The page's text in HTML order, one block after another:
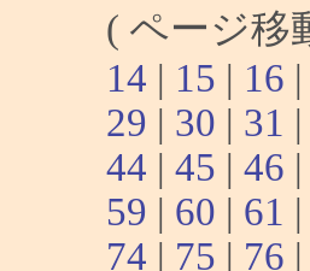
( ページ移
14 | 15 | 16 |
29 | 30 | 31 |
44 | 45 | 46 |
59 | 60 | 61 |
74 | 75 | 76 |